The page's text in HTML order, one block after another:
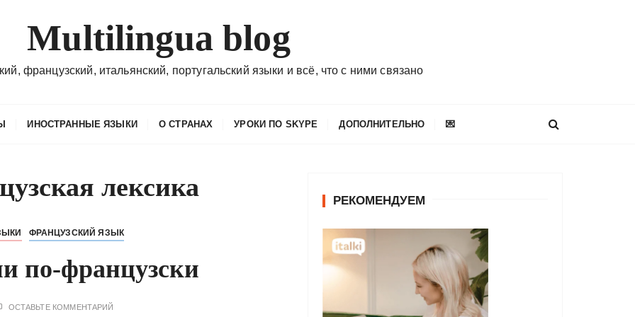
Multilingua blog
французский, итальянский, португальский языки и всё, что с ними связано
ИНОСТРАННЫЕ ЯЗЫКИ О СТРАНАХ УРОКИ ПО SKYPE ДОПОЛНИТЕЛЬНО 💌
лексика
ФРАНЦУЗСКИЙ ЯЗЫК
по-французски
ОСТАВЬТЕ КОММЕНТАРИЙ
РЕКОМЕНДУЕМ